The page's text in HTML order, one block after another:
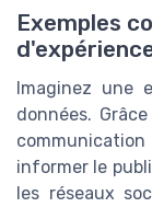
Exemples
Imaginez une
données.
informer le
les réseaux